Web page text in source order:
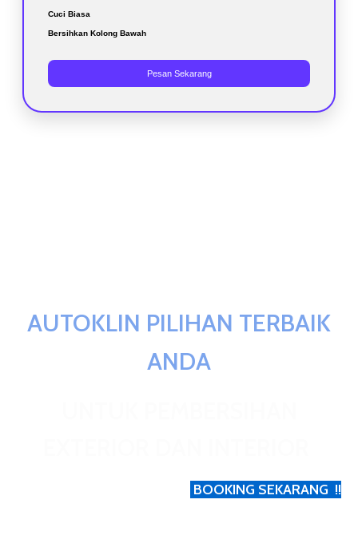
Cuci Biasa
Bersihkan Kolong Bawah
Pesan Sekarang
AUTOKLIN PILIHAN TERBAIK
ANDA
BOOKING SEKARANG !!